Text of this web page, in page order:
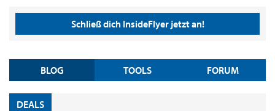
Schließ dich InsideFlyer jetzt an!
BLOG TOOLS FORUM
DEALS